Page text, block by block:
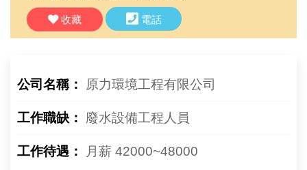
收藏 電話
公司名稱： 原力環境工程有限公司
工作職缺： 廢水設備工程人員
工作待遇： 月薪 42000~48000